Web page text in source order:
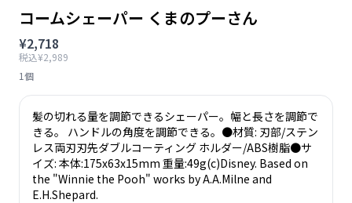
コームシェーパー くまのプーさん
¥2,718
税込¥2,989
1個
髪の切れる量を調節できるシェーパー。幅と長さを調節で
きる。 ハンドルの角度を調節できる。●材質: 刃部/ステン
レス両刃刃先ダブルコーティング ホルダー/ABS樹脂●サ
イズ: 本体:175x63x15mm 重量:49g(c)Disney. Based on
the "Winnie the Pooh" works by A.A.Milne and
E.H.Shepard.